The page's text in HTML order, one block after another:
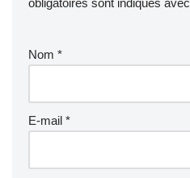
Nom *
E-mail *